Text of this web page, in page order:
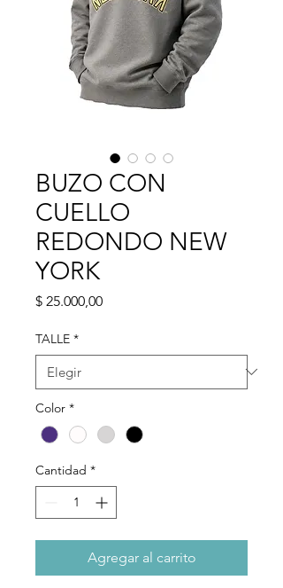
BUZO CON
CUELLO
REDONDO NEW
YORK
$ 25.000,00Precio
TALLE *
Color *
Cantidad *
Agregar al carrito